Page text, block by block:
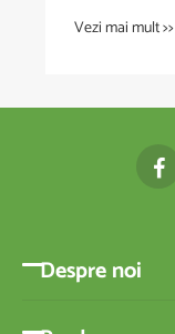
Vezi mai mult >>
Despre noi